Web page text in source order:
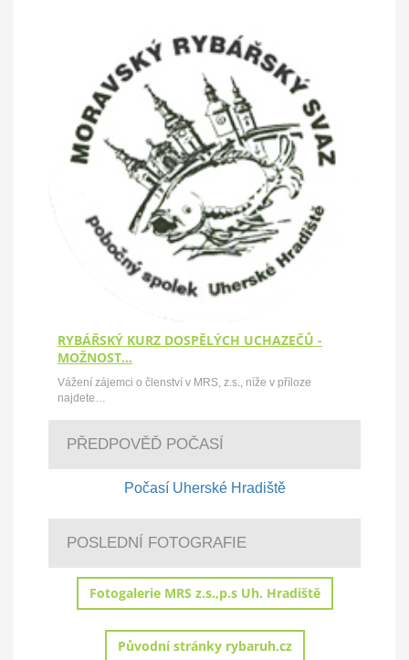
RYBÁŘSKÝ KURZ DOSPĚLÝCH UCHAZEČŮ -
MOŽNOST…
Vážení zájemci o členství v MRS, z.s., níže v příloze
najdete…
PŘEDPOVĚĎ POČASÍ
Počasí Uherské Hradiště
POSLEDNÍ FOTOGRAFIE
Fotogalerie MRS z.s.,p.s Uh. Hradiště
Původní stránky rybaruh.cz